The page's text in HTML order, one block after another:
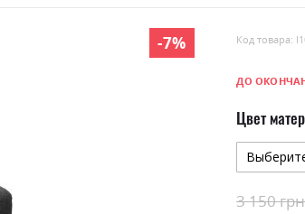
-7% Код товара:
ДО
Цвет
3 150 грн